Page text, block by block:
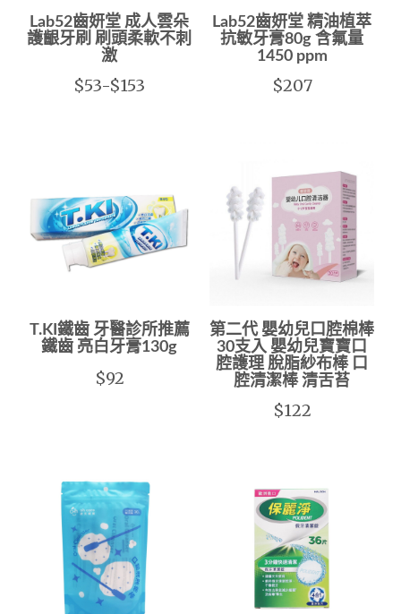
Lab52齒妍堂 成人雲朵
護齦牙刷 刷頭柔軟不刺
激
$53-$153
Lab52齒妍堂 精油植萃
抗敏牙膏80g 含氟量
1450 ppm
$207
T.KI鐵齒 牙醫診所推薦
鐵齒 亮白牙膏130g
$92
第二代 嬰幼兒口腔棉棒
30支入 嬰幼兒寶寶口
腔護理 脫脂紗布棒 口
腔清潔棒 清舌苔
$122